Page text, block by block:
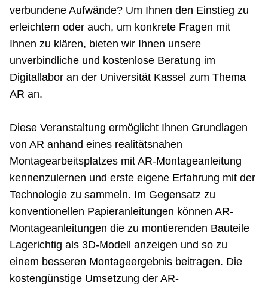
verbundene Aufwände? Um Ihnen den Einstieg zu
erleichtern oder auch, um konkrete Fragen mit
Ihnen zu klären, bieten wir Ihnen unsere
unverbindliche und kostenlose Beratung im
Digitallabor an der Universität Kassel zum Thema
AR an.
Diese Veranstaltung ermöglicht Ihnen Grundlagen
von AR anhand eines realitätsnahen
Montagearbeitsplatzes mit AR-Montageanleitung
kennenzulernen und erste eigene Erfahrung mit der
Technologie zu sammeln. Im Gegensatz zu
konventionellen Papieranleitungen können AR-
Montageanleitungen die zu montierenden Bauteile
Lagerichtig als 3D-Modell anzeigen und so zu
einem besseren Montageergebnis beitragen. Die
kostengünstige Umsetzung der AR-